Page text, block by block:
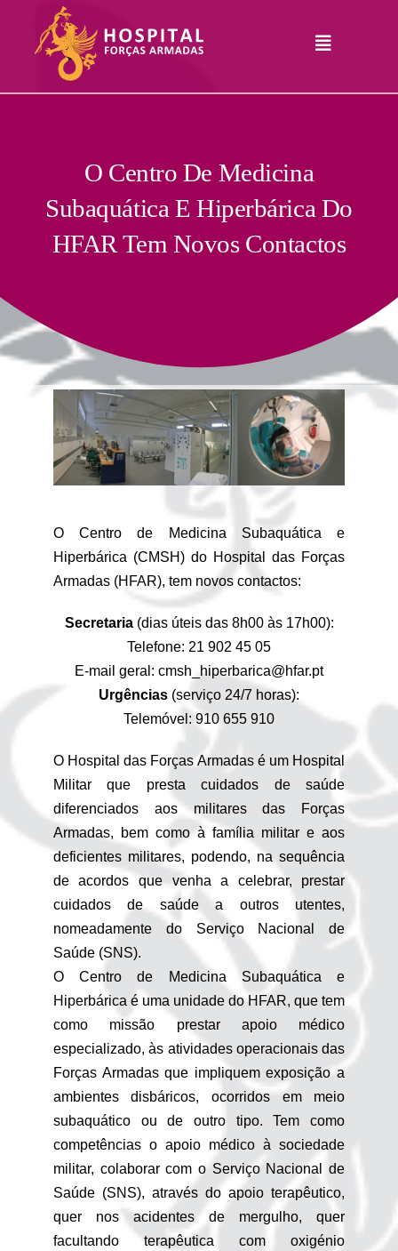
content
Toggle
Serviços
Comunicação
Junte-Se A Nós
O Centro De Medicina
Subaquática E Hiperbárica Do
HFAR Tem Novos Contactos
O Centro de Medicina Subaquática e
Hiperbárica (CMSH) do Hospital das Forças
Armadas (HFAR), tem novos contactos:
Secretaria(dias úteis das 8h00 às 17h00):
Telefone: 21 902 45 05
E-mail geral: cmsh_hiperbarica@hfar.pt
Urgências (serviço 24/7 horas):
Telemóvel: 910 655 910
O Hospital das Forças Armadas é um Hospital
Militar que presta cuidados de saúde
diferenciados aos militares das Forças
Armadas, bem como à família militar e aos
deficientes militares, podendo, na sequência
de acordos que venha a celebrar, prestar
cuidados de saúde a outros utentes,
nomeadamente do Serviço Nacional de
Saúde (SNS).
O Centro de Medicina Subaquática e
Hiperbárica é uma unidade do HFAR, que tem
como missão prestar apoio médico
especializado, às atividades operacionais das
Forças Armadas que impliquem exposição a
ambientes disbáricos, ocorridos em meio
subaquático ou de outro tipo. Tem como
competências o apoio médico à sociedade
militar, colaborar com o Serviço Nacional de
Saúde (SNS), através do apoio terapêutico,
quer nos acidentes de mergulho, quer
facultando terapêutica com oxigénio